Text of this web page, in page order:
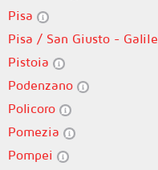
Pisa
Pisa / San Giusto -
Pistoia
Podenzano
Policoro
Pomezia
Pompei